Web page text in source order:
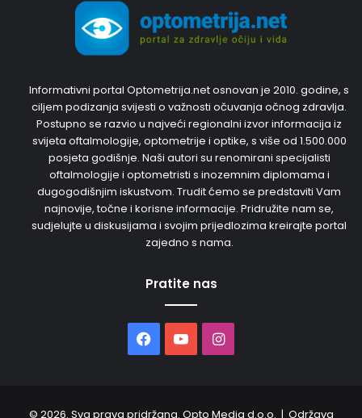
Informativni portal Optometrija.net osnovan je 2010. godine, s
ciljem podizanja svijesti o važnosti očuvanja očnog zdravlja.
Postupno se razvio u najveći regionalni izvor informacija iz
svijeta oftalmologije, optometrije i optike, s više od 1.500.000
posjeta godišnje. Naši autori su renomirani specijalisti
oftalmologije i optometristi s inozemnim diplomama i
dugogodišnjim iskustvom. Trudit ćemo se predstaviti Vam
najnovije, točne i korisne informacije. Pridružite nam se,
sudjelujte u diskusijama i svojim prijedlozima kreirajte portal
zajedno s nama.
Pratite nas
Facebook
YouTubeInstagram
© 2026. Sva prava pridržana. Opto Media d.o.o. | Održava